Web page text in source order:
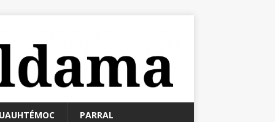
PARRAL